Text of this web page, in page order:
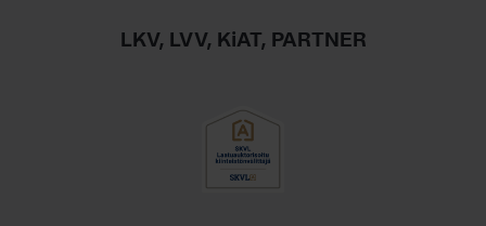
LKV, LVV, KiAT, PARTNER